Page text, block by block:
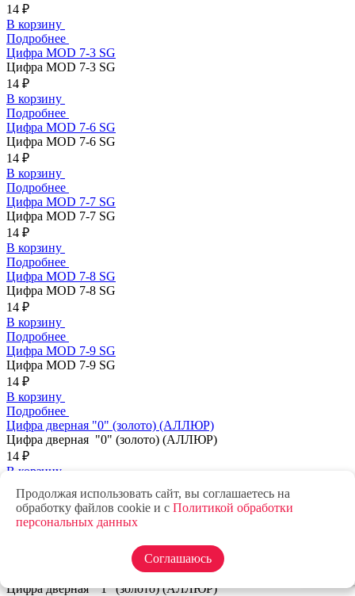
14 ₽
В корзину
Подробнее
Цифра MOD 7-3 SG
Цифра MOD 7-3 SG
14 ₽
В корзину
Подробнее
Цифра MOD 7-6 SG
Цифра MOD 7-6 SG
14 ₽
В корзину
Подробнее
Цифра MOD 7-7 SG
Цифра MOD 7-7 SG
14 ₽
В корзину
Подробнее
Цифра MOD 7-8 SG
Цифра MOD 7-8 SG
14 ₽
В корзину
Подробнее
Цифра MOD 7-9 SG
Цифра MOD 7-9 SG
14 ₽
В корзину
Подробнее
Цифра дверная "0" (золото) (АЛЛЮР)
Цифра дверная "0" (золото) (АЛЛЮР)
14 ₽
В корзину
Цифра дверная "0" (хром) (АЛЛЮР)
Цифра дверная "0" (хром) (АЛЛЮР)
14 ₽
Цифра дверная "1" (золото) (АЛЛЮР)
Цифра дверная "1" (золото) (АЛЛЮР)
Продолжая использовать сайт, вы соглашаетесь на
обработку файлов cookie и с Политикой обработки
персональных данных
Соглашаюсь